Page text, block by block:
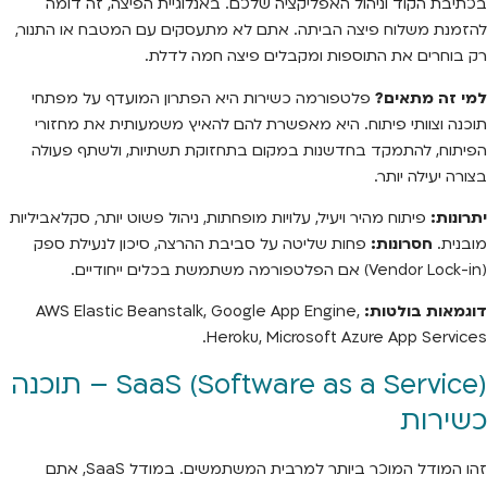
להזמנת משלוח פיצה הביתה. אתם לא מתעסקים עם המטבח או התנור,
רק בוחרים את התוספות ומקבלים פיצה חמה לדלת.
למי זה מתאים? פלטפורמה כשירות היא הפתרון המועדף על מפתחי
תוכנה וצוותי פיתוח. היא מאפשרת להם להאיץ משמעותית את מחזורי
הפיתוח, להתמקד בחדשנות במקום בתחזוקת תשתיות, ולשתף פעולה
בצורה יעילה יותר.
יתרונות: פיתוח מהיר ויעיל, עלויות מופחתות, ניהול פשוט יותר, סקלאביליות
מובנית. חסרונות: פחות שליטה על סביבת ההרצה, סיכון לנעילת ספק
(Vendor Lock-in) אם הפלטפורמה משתמשת בכלים ייחודיים.
דוגמאות בולטות: AWS Elastic Beanstalk, Google App Engine,
Heroku, Microsoft Azure App Services.
SaaS (Software as a Service) – תוכנה
כשירות
זהו המודל המוכר ביותר למרבית המשתמשים. במודל SaaS, אתם